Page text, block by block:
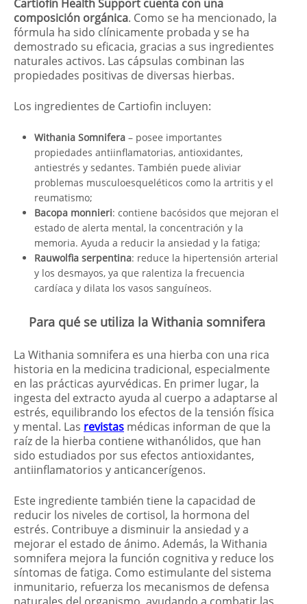
Cartiofin Health Support cuenta con una
composición orgánica. Como se ha mencionado, la
fórmula ha sido clínicamente probada y se ha
demostrado su eficacia, gracias a sus ingredientes
naturales activos. Las cápsulas combinan las
propiedades positivas de diversas hierbas.
Los ingredientes de Cartiofin incluyen:
Withania Somnifera – posee importantes
propiedades antiinflamatorias, antioxidantes,
antiestrés y sedantes. También puede aliviar
problemas musculoesqueléticos como la artritis y el
reumatismo;
Bacopa monnieri: contiene bacósidos que mejoran el
estado de alerta mental, la concentración y la
memoria. Ayuda a reducir la ansiedad y la fatiga;
Rauwolfia serpentina: reduce la hipertensión arterial
y los desmayos, ya que ralentiza la frecuencia
cardíaca y dilata los vasos sanguíneos.
Para qué se utiliza la Withania somnifera
La Withania somnifera es una hierba con una rica
historia en la medicina tradicional, especialmente
en las prácticas ayurvédicas. En primer lugar, la
ingesta del extracto ayuda al cuerpo a adaptarse al
estrés, equilibrando los efectos de la tensión física
y mental. Las revistas médicas informan de que la
raíz de la hierba contiene withanólidos, que han
sido estudiados por sus efectos antioxidantes,
antiinflamatorios y anticancerígenos.
Este ingrediente también tiene la capacidad de
reducir los niveles de cortisol, la hormona del
estrés. Contribuye a disminuir la ansiedad y a
mejorar el estado de ánimo. Además, la Withania
somnifera mejora la función cognitiva y reduce los
síntomas de fatiga. Como estimulante del sistema
inmunitario, refuerza los mecanismos de defensa